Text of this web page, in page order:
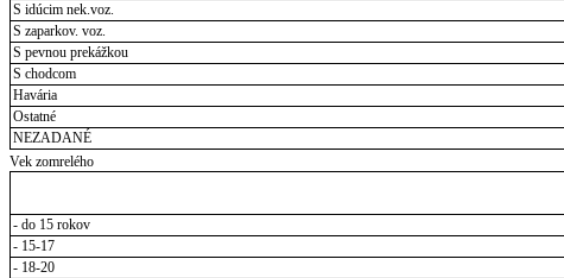
S idúcim nek.voz.
S zaparkov. voz.
S pevnou prekážkou
S chodcom
Havária
Ostatné
NEZADANÉ
Vek zomrelého
- do 15 rokov
- 15-17
- 18-20